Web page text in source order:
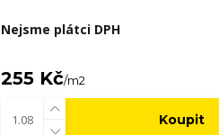
Nejsme plátci DPH
255 Kč/m2
Koupit